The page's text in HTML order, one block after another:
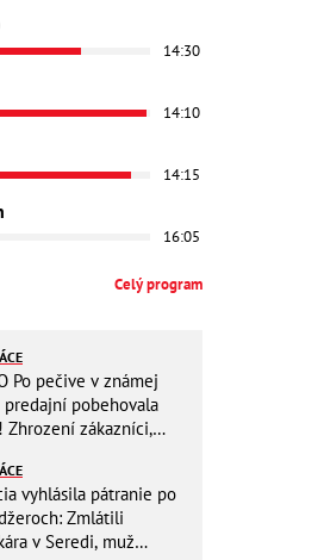
14:30
14:10
14:15
16:05
Celý program
Po pečive v známej
predajní pobehovala
Zhrození zákazníci,
vyhlásila pátranie po
Zmlátili
v Seredi, muž